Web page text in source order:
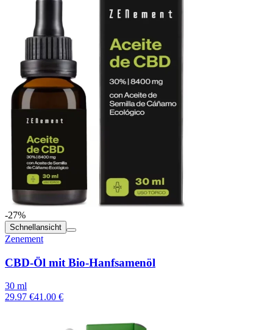
-27%
Schnellansicht
Zenement
CBD-Öl mit Bio-Hanfsamenöl
30 ml
29.97 €41.00 €